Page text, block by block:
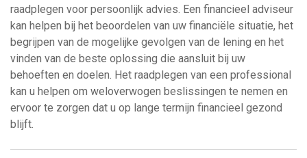
raadplegen voor persoonlijk advies. Een financieel adviseur
kan helpen bij het beoordelen van uw financiële situatie, het
begrijpen van de mogelijke gevolgen van de lening en het
vinden van de beste oplossing die aansluit bij uw
behoeften en doelen. Het raadplegen van een professional
kan u helpen om weloverwogen beslissingen te nemen en
ervoor te zorgen dat u op lange termijn financieel gezond
blijft.